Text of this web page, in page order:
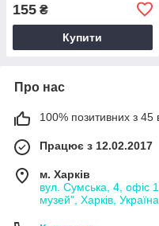
155 ₴
Купити
Про нас
100% позитивних з 45
Працює з 12.02.2017
м. Харків
вул. Сумська, 4, офіс
музей", Харків, Україна